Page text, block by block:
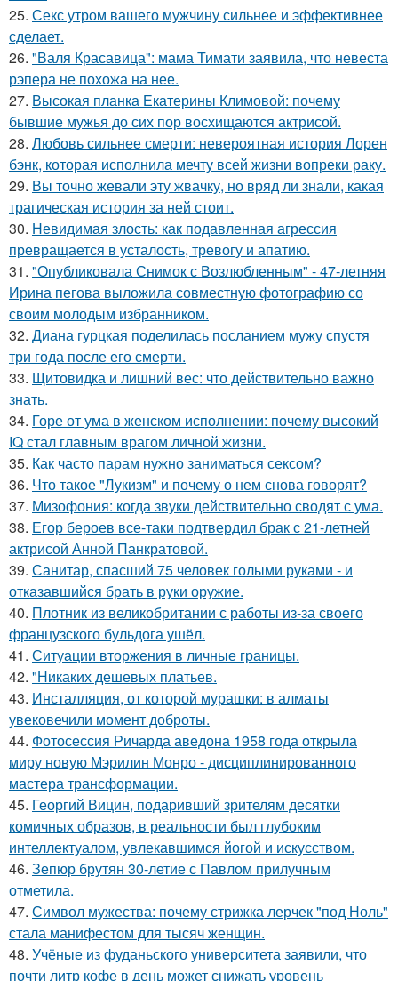
25. Секс утром вашего мужчину сильнее и эффективнее
сделает.
26. "Валя Красавица": мама Тимати заявила, что невеста
рэпера не похожа на нее.
27. Высокая планка Екатерины Климовой: почему
бывшие мужья до сих пор восхищаются актрисой.
28. Любовь сильнее смерти: невероятная история Лорен
бэнк, которая исполнила мечту всей жизни вопреки раку.
29. Вы точно жевали эту жвачку, но вряд ли знали, какая
трагическая история за ней стоит.
30. Невидимая злость: как подавленная агрессия
превращается в усталость, тревогу и апатию.
31. "Опубликовала Снимок с Возлюбленным" - 47-летняя
Ирина пегова выложила совместную фотографию со
своим молодым избранником.
32. Диана гурцкая поделилась посланием мужу спустя
три года после его смерти.
33. Щитовидка и лишний вес: что действительно важно
знать.
34. Горе от ума в женском исполнении: почему высокий
IQ стал главным врагом личной жизни.
35. Как часто парам нужно заниматься сексом?
36. Что такое "Лукизм" и почему о нем снова говорят?
37. Мизофония: когда звуки действительно сводят с ума.
38. Егор бероев все-таки подтвердил брак с 21-летней
актрисой Анной Панкратовой.
39. Санитар, спасший 75 человек голыми руками - и
отказавшийся брать в руки оружие.
40. Плотник из великобритании с работы из-за своего
французского бульдога ушёл.
41. Ситуации вторжения в личные границы.
42. "Никаких дешевых платьев.
43. Инсталляция, от которой мурашки: в алматы
увековечили момент доброты.
44. Фотосессия Ричарда аведона 1958 года открыла
миру новую Мэрилин Монро - дисциплинированного
мастера трансформации.
45. Георгий Вицин, подаривший зрителям десятки
комичных образов, в реальности был глубоким
интеллектуалом, увлекавшимся йогой и искусством.
46. Зепюр брутян 30-летие с Павлом прилучным
отметила.
47. Символ мужества: почему стрижка лерчек "под Ноль"
стала манифестом для тысяч женщин.
48. Учёные из фуданьского университета заявили, что
почти литр кофе в день может снижать уровень